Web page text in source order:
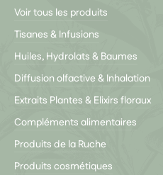
Voir tous les produits
Tisanes & Infusions
Huiles, Hydrolats & Baumes
Diffusion olfactive & Inhalation
Extraits Plantes & Elixirs floraux
Compléments alimentaires
Produits de la Ruche
Produits cosmétiques